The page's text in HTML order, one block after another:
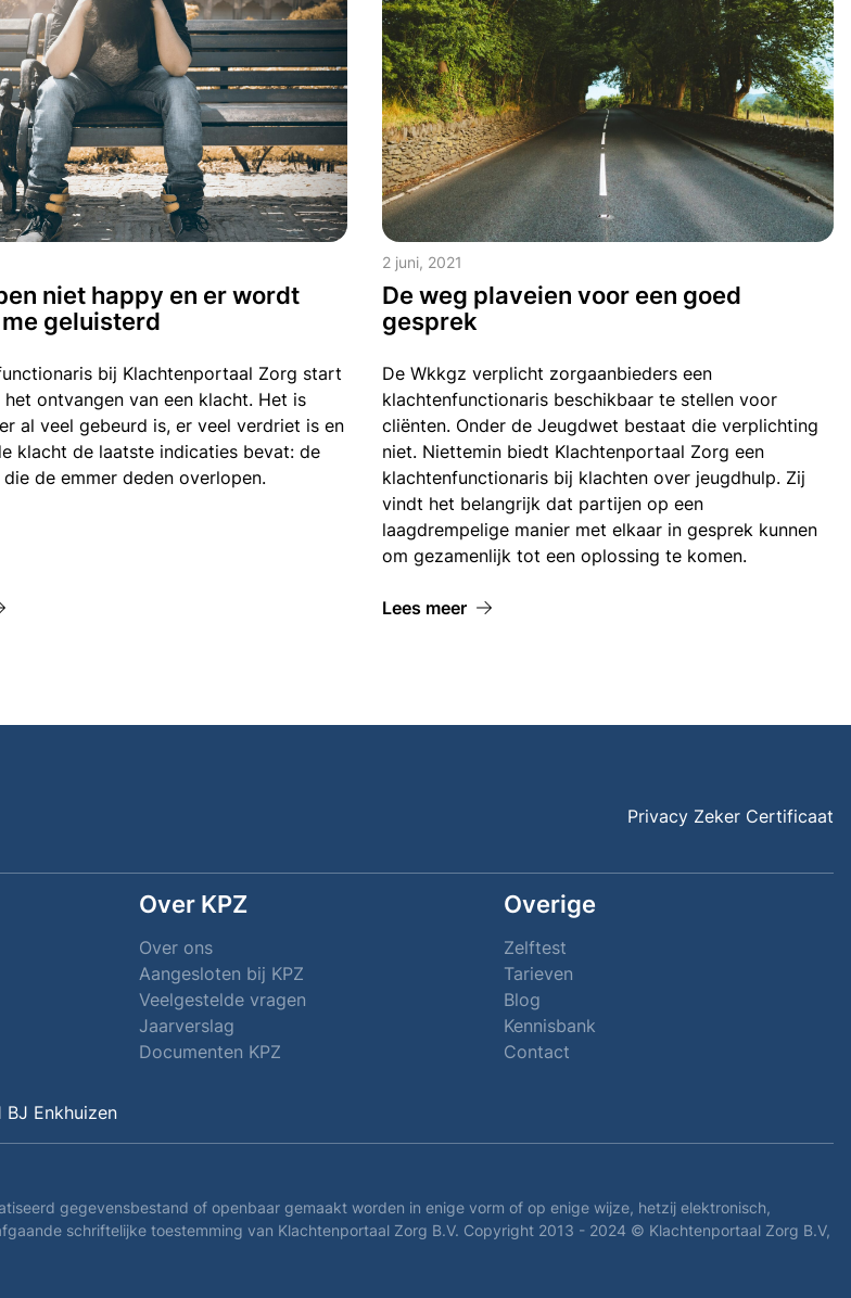
niet happy en er wordt
geluisterd
bij Klachtenportaal Zorg start
het ontvangen van een klacht. Het is
al veel gebeurd is, er veel verdriet is en
klacht de laatste indicaties bevat: de
de emmer deden overlopen.
2 juni, 2021
De weg plaveien voor een goed
gesprek
De Wkkgz verplicht zorgaanbieders een
klachtenfunctionaris beschikbaar te stellen voor
cliënten. Onder de Jeugdwet bestaat die verplichting
niet. Niettemin biedt Klachtenportaal Zorg een
klachtenfunctionaris bij klachten over jeugdhulp. Zij
vindt het belangrijk dat partijen op een
laagdrempelige manier met elkaar in gesprek kunnen
om gezamenlijk tot een oplossing te komen.
Lees meer
Privacy Zeker Certificaat
Over KPZ
Over ons
Aangesloten bij KPZ
Veelgestelde vragen
Jaarverslag
Documenten KPZ
Overige
Zelftest
Tarieven
Blog
Kennisbank
Contact
BJ Enkhuizen
gegevensbestand of openbaar gemaakt worden in enige vorm of op enige wijze, hetzij elektronisch,
schriftelijke toestemming van Klachtenportaal Zorg B.V. Copyright 2013 - 2024 © Klachtenportaal Zorg B.V,